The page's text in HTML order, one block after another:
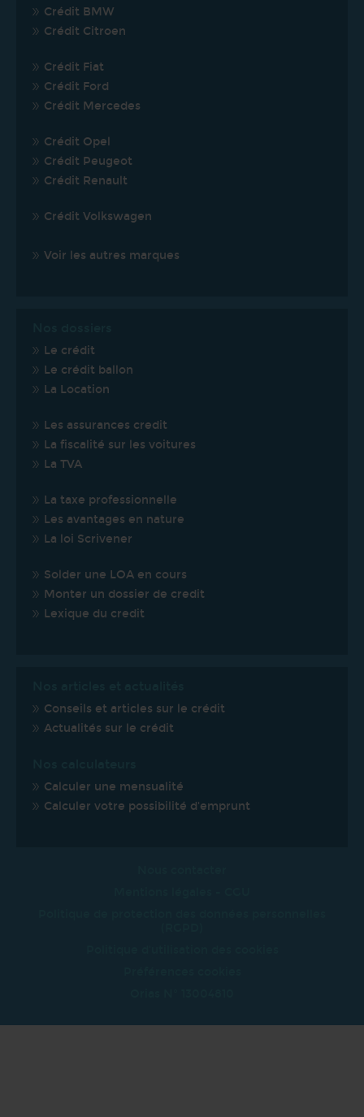
Crédit BMW
Crédit Citroen
Crédit Fiat
Crédit Ford
Crédit Mercedes
Crédit Opel
Crédit Peugeot
Crédit Renault
Crédit Volkswagen
Voir les autres marques
Le crédit
Le crédit ballon
La Location
Les assurances credit
La fiscalité sur les voitures
La TVA
La taxe professionnelle
Les avantages en nature
La loi Scrivener
Solder une LOA en cours
Monter un dossier de credit
Lexique du credit
Conseils et articles sur le crédit
Actualités sur le crédit
Calculer une mensualité
Calculer votre possibilité d'emprunt